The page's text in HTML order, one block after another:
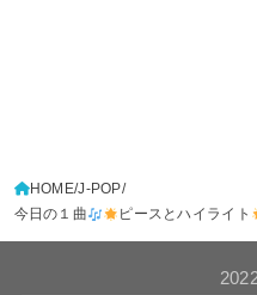
HOME J-POP
今日の１曲
ピースとハイライト